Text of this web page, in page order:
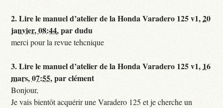
2.Lire le manuel d’atelier de la Honda Varadero 125 v1,20
janvier, 08:44,pardudu
merci pour la revue tehcnique
3.Lire le manuel d’atelier de la Honda Varadero 125 v1, 16
mars, 07:55,parclément
Bonjour,
Je vais bientôt acquérir une Varadero 125 et je cherche un